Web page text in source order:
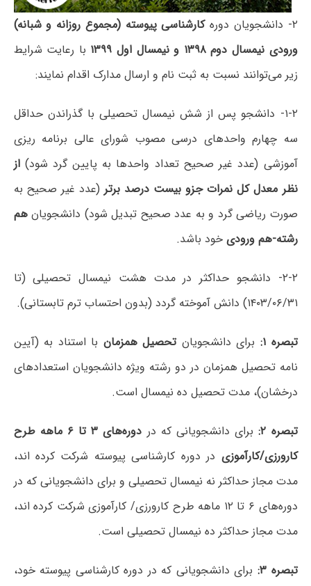
۲- دانشجویان دوره
کارشناسی پیوسته (مجموع روزانه و شبانه)
ورودی نیمسال دوم ۱۳۹۸ و نیمسال اول ۱۳۹۹
با رعایت شرایط
زیر می‌توانند نسبت به ثبت نام و ارسال مدارک اقدام نمایند:
۱-۲- دانشجو پس از شش نیمسال تحصیلی با گذراندن حداقل
سه چهارم واحدهای درسی مصوب شورای عالی برنامه ریزی
آموزشی (عدد غیر صحیح تعداد واحدها به پایین گرد شود)از
نظر معدل کل نمرات جزو بیست درصد برتر (عدد غیر صحیح به
صورت ریاضی گرد و به عدد صحیح تبدیل شود) دانشجویانهم
رشته-هم ورودی خود باشد.
۲-۲- دانشجو حداکثر در مدت هشت نیمسال تحصیلی (تا
۱۴۰۳/۰۶/۳۱) دانش آموخته گردد (بدون احتساب ترم تابستانی).
تبصره ۱: برای دانشجویانتحصیل همزمان با استناد به (آیین
نامه تحصیل همزمان در دو رشته ویژه دانشجویان استعدادهای
درخشان)، مدت تحصیل ده نیمسال است.
تبصره ۲: برای دانشجویانی که در
دوره‌های ۳ تا ۶ ماهه طرح
کارورزی/کارآموزی در دوره کارشناسی پیوسته شرکت کرده اند،
مدت مجاز حداکثر نه نیمسال تحصیلی و برای دانشجویانی که در
دوره‌های ۶ تا ۱۲ ماهه طرح کارورزی/ کارآموزی شرکت کرده اند،
مدت مجاز حداکثر ده نیمسال تحصیلی است.
تبصره ۳:
برای دانشجویانی که در دوره کارشناسی پیوسته خود،